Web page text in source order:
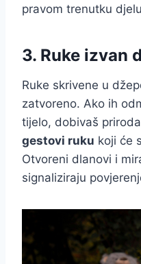
pravom trenutku
3. Ruke izvan
Ruke skrivene u
zatvoreno. Ako ih
tijelo, dobivaš
gestovi ruku koji će
Otvoreni dlanovi i
signaliziraju